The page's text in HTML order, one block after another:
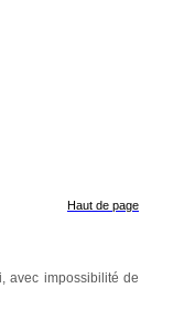
Haut de page
avec impossibilité de